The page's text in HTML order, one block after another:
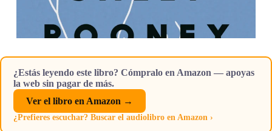
¿Estás leyendo este libro? Cómpralo en Amazon — apoyas
la web sin pagar de más.
Ver el libro en Amazon →
¿Prefieres escuchar? Buscar el audiolibro en Amazon ›